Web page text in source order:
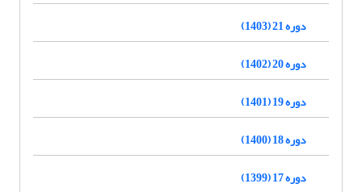
دوره 21 (1403)
دوره 20 (1402)
دوره 19 (1401)
دوره 18 (1400)
دوره 17 (1399)